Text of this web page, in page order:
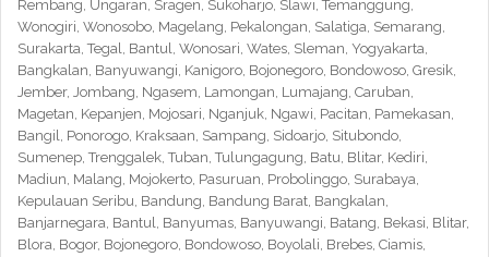
Rembang, Ungaran, Sragen, Sukoharjo, Slawi, Temanggung,
Wonogiri, Wonosobo, Magelang, Pekalongan, Salatiga, Semarang,
Surakarta, Tegal, Bantul, Wonosari, Wates, Sleman, Yogyakarta,
Bangkalan, Banyuwangi, Kanigoro, Bojonegoro, Bondowoso, Gresik,
Jember, Jombang, Ngasem, Lamongan, Lumajang, Caruban,
Magetan, Kepanjen, Mojosari, Nganjuk, Ngawi, Pacitan, Pamekasan,
Bangil, Ponorogo, Kraksaan, Sampang, Sidoarjo, Situbondo,
Sumenep, Trenggalek, Tuban, Tulungagung, Batu, Blitar, Kediri,
Madiun, Malang, Mojokerto, Pasuruan, Probolinggo, Surabaya,
Kepulauan Seribu, Bandung, Bandung Barat, Bangkalan,
Banjarnegara, Bantul, Banyumas, Banyuwangi, Batang, Bekasi, Blitar,
Blora, Bogor, Bojonegoro, Bondowoso, Boyolali, Brebes, Ciamis,